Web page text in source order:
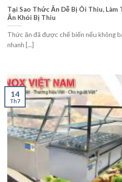
Tại Sao Thức Ăn Dễ Bị Ôi Thiu,
Ăn Khỏi Bị Thiu
Thức ăn đã được chế biến nếu không
nhanh [...]
14
Th7